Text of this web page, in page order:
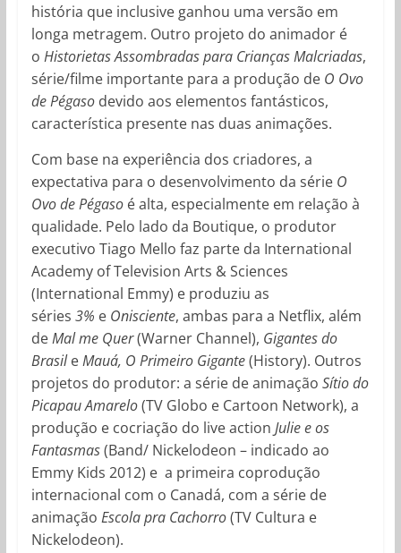
história que inclusive ganhou uma versão em
longa metragem. Outro projeto do animador é
o Historietas Assombradas para Crianças Malcriadas,
série/filme importante para a produção de O Ovo
de Pégaso devido aos elementos fantásticos,
característica presente nas duas animações.
Com base na experiência dos criadores, a
expectativa para o desenvolvimento da série O
Ovo de Pégasoé alta, especialmente em relação à
qualidade. Pelo lado da Boutique, o produtor
executivo Tiago Mello faz parte da International
Academy of Television Arts & Sciences
(International Emmy) e produziu as
séries 3% e Onisciente, ambas para a Netflix, além
deMal me Quer(Warner Channel), Gigantes do
BrasileMauá, O Primeiro Gigante(History). Outros
projetos do produtor: a série de animação Sítio do
Picapau Amarelo(TV Globo e Cartoon Network), a
produção e cocriação do live action Julie e os
Fantasmas(Band/ Nickelodeon – indicado ao
Emmy Kids 2012) e a primeira coprodução
internacional com o Canadá, com a série de
animação Escola pra Cachorro(TV Cultura e
Nickelodeon).